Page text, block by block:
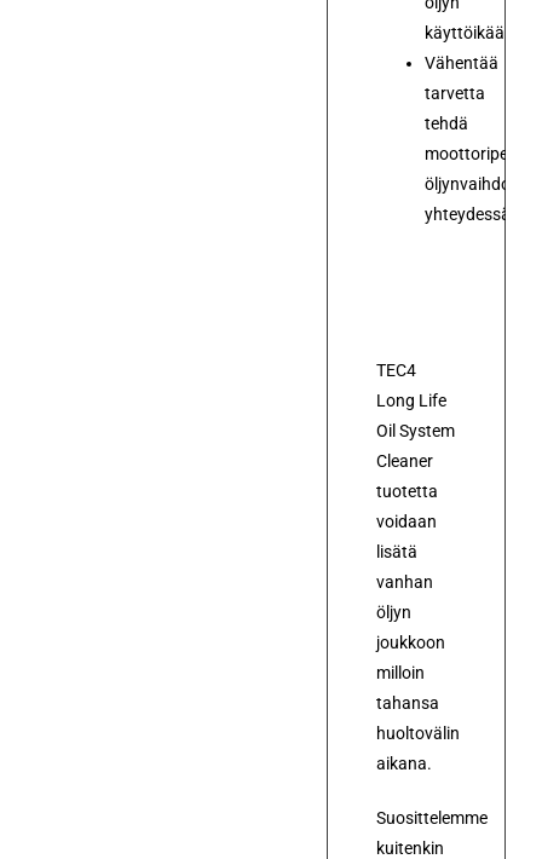
käyttöikää
Vähentää
tarvetta
tehdä
moottoripesua
öljynvaihdon
yhteydessä.
TEC4
Long Life
Oil System
Cleaner
tuotetta
voidaan
lisätä
vanhan
öljyn
joukkoon
milloin
tahansa
huoltovälin
aikana.
Suosittelemme
kuitenkin